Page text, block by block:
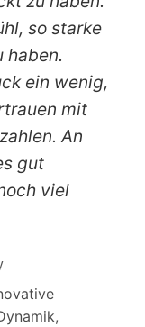
so starke
haben.
ein wenig,
mit
An
gut
viel